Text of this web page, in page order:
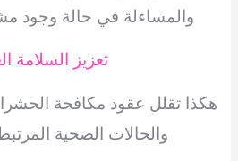
والمساءلة في حالة وجود
تعزيز السلامة
هكذا تقلل عقود مكافحة
والحالات الصحية